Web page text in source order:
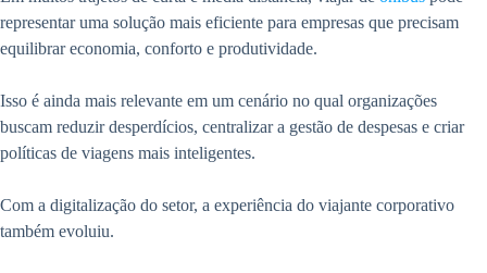
representar uma solução mais eficiente para empresas que precisam
equilibrar economia, conforto e produtividade.
Isso é ainda mais relevante em um cenário no qual organizações
buscam reduzir desperdícios, centralizar a gestão de despesas e criar
políticas de viagens mais inteligentes.
Com a digitalização do setor, a experiência do viajante corporativo
também evoluiu.